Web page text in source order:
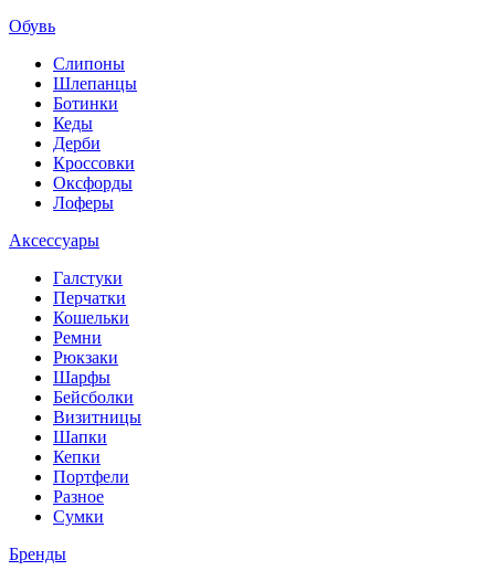
Обувь
Слипоны
Шлепанцы
Ботинки
Кеды
Дерби
Кроссовки
Оксфорды
Лоферы
Аксессуары
Галстуки
Перчатки
Кошельки
Ремни
Рюкзаки
Шарфы
Бейсболки
Визитницы
Шапки
Кепки
Портфели
Разное
Сумки
Бренды